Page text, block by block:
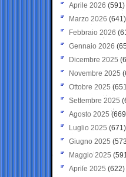
Aprile 2026 (591)
Marzo 2026 (641)
Febbraio 2026
Gennaio 2026
Dicembre 2025
Novembre 2025
Ottobre 2025
Settembre 2025
Agosto 2025
Luglio 2025 (671)
Giugno 2025
Maggio 2025
Aprile 2025 (622)